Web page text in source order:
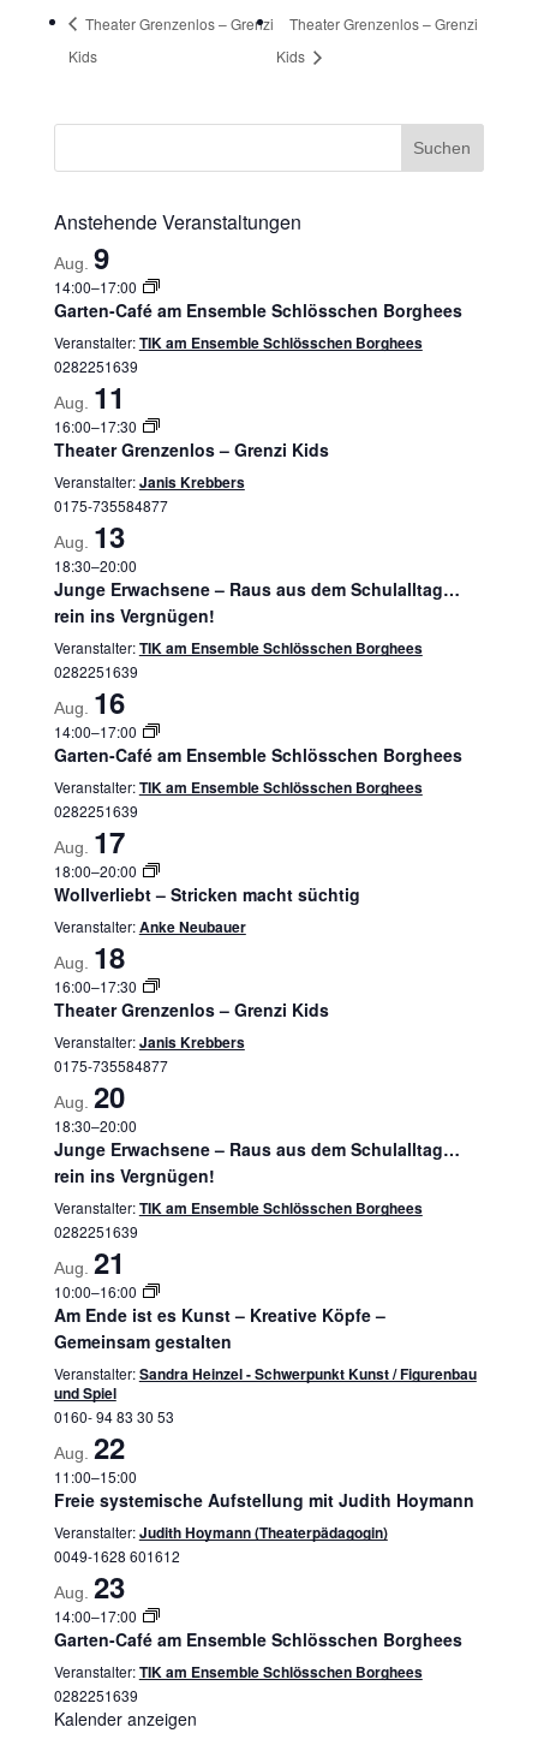
Theater Grenzenlos – Grenzi
Kids
Theater Grenzenlos – Grenzi
Kids
Anstehende Veranstaltungen
Aug. 9
14:00–17:00
Garten-Café am Ensemble Schlösschen Borghees
Veranstalter:TIK am Ensemble Schlösschen Borghees
0282251639
Aug. 11
16:00–17:30
Theater Grenzenlos – Grenzi Kids
Veranstalter:Janis Krebbers
0175-735584877
Aug. 13
18:30–20:00
Junge Erwachsene – Raus aus dem Schulalltag…
rein ins Vergnügen!
Veranstalter:TIK am Ensemble Schlösschen Borghees
0282251639
Aug. 16
14:00–17:00
Garten-Café am Ensemble Schlösschen Borghees
Veranstalter:TIK am Ensemble Schlösschen Borghees
0282251639
Aug. 17
18:00–20:00
Wollverliebt – Stricken macht süchtig
Veranstalter:Anke Neubauer
Aug. 18
16:00–17:30
Theater Grenzenlos – Grenzi Kids
Veranstalter:Janis Krebbers
0175-735584877
Aug. 20
18:30–20:00
Junge Erwachsene – Raus aus dem Schulalltag…
rein ins Vergnügen!
Veranstalter:TIK am Ensemble Schlösschen Borghees
0282251639
Aug. 21
10:00–16:00
Am Ende ist es Kunst – Kreative Köpfe –
Gemeinsam gestalten
Veranstalter:Sandra Heinzel - Schwerpunkt Kunst / Figurenbau
und Spiel
0160- 94 83 30 53
Aug. 22
11:00–15:00
Freie systemische Aufstellung mit Judith Hoymann
Veranstalter:Judith Hoymann (Theaterpädagogin)
0049-1628 601612
Aug. 23
14:00–17:00
Garten-Café am Ensemble Schlösschen Borghees
Veranstalter:TIK am Ensemble Schlösschen Borghees
0282251639
Kalender anzeigen